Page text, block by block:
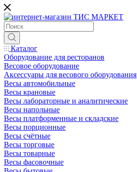
Каталог
Оборудование для ресторанов
Весовое оборудование
Аксессуары для весового оборудования
Весы автомобильные
Весы крановые
Весы лабораторные и аналитические
Весы напольные
Весы платформенные и складские
Весы порционные
Весы счётные
Весы торговые
Весы товарные
Весы фасовочные